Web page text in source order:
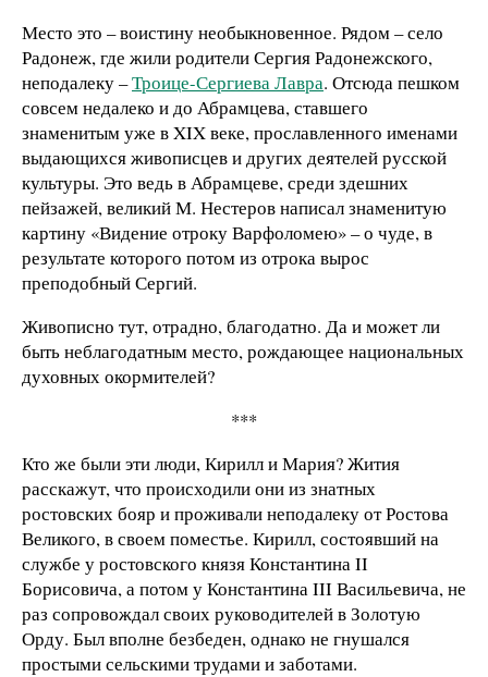
Место это – воистину необыкновенное. Рядом – село
Радонеж, где жили родители Сергия Радонежского,
неподалеку –Троице-Сергиева Лавра. Отсюда пешком
совсем недалеко и до Абрамцева, ставшего
знаменитым уже в XIX веке, прославленного именами
выдающихся живописцев и других деятелей русской
культуры. Это ведь в Абрамцеве, среди здешних
пейзажей, великий М. Нестеров написал знаменитую
картину «Видение отроку Варфоломею» – о чуде, в
результате которого потом из отрока вырос
преподобный Сергий.
Живописно тут, отрадно, благодатно. Да и может ли
быть неблагодатным место, рождающее национальных
духовных окормителей?
***
Кто же были эти люди, Кирилл и Мария? Жития
расскажут, что происходили они из знатных
ростовских бояр и проживали неподалеку от Ростова
Великого, в своем поместье. Кирилл, состоявший на
службе у ростовского князя Константина II
Борисовича, а потом у Константина III Васильевича, не
раз сопровождал своих руководителей в Золотую
Орду. Был вполне безбеден, однако не гнушался
простыми сельскими трудами и заботами.